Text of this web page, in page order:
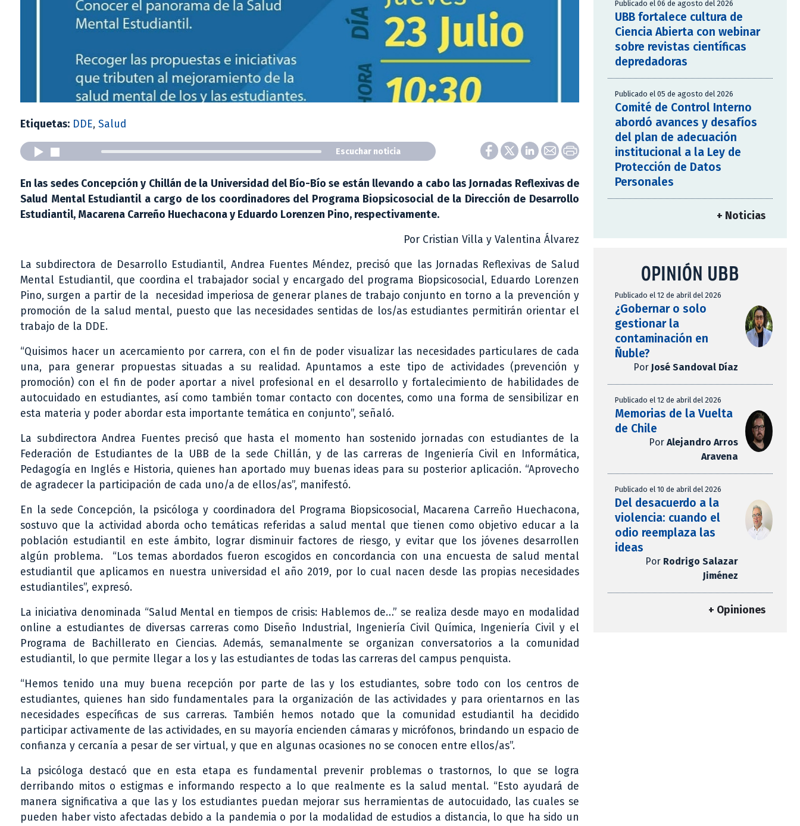
Etiquetas: DDE, Salud
Escuchar noticia
En las sedes Concepción y Chillán de la Universidad del Bío-Bío se están llevando a cabo las Jornadas Reflexivas de
Salud Mental Estudiantil a cargo de los coordinadores del Programa Biopsicosocial de la Dirección de Desarrollo
Estudiantil, Macarena Carreño Huechacona y Eduardo Lorenzen Pino, respectivamente.
Por Cristian Villa y Valentina Álvarez
La subdirectora de Desarrollo Estudiantil, Andrea Fuentes Méndez, precisó que las Jornadas Reflexivas de Salud
Mental Estudiantil, que coordina el trabajador social y encargado del programa Biopsicosocial, Eduardo Lorenzen
Pino, surgen a partir de la necesidad imperiosa de generar planes de trabajo conjunto en torno a la prevención y
promoción de la salud mental, puesto que las necesidades sentidas de los/as estudiantes permitirán orientar el
trabajo de la DDE.
“Quisimos hacer un acercamiento por carrera, con el fin de poder visualizar las necesidades particulares de cada
una, para generar propuestas situadas a su realidad. Apuntamos a este tipo de actividades (prevención y
promoción) con el fin de poder aportar a nivel profesional en el desarrollo y fortalecimiento de habilidades de
autocuidado en estudiantes, así como también tomar contacto con docentes, como una forma de sensibilizar en
esta materia y poder abordar esta importante temática en conjunto”, señaló.
La subdirectora Andrea Fuentes precisó que hasta el momento han sostenido jornadas con estudiantes de la
Federación de Estudiantes de la UBB de la sede Chillán, y de las carreras de Ingeniería Civil en Informática,
Pedagogía en Inglés e Historia, quienes han aportado muy buenas ideas para su posterior aplicación. “Aprovecho
de agradecer la participación de cada uno/a de ellos/as”, manifestó.
En la sede Concepción, la psicóloga y coordinadora del Programa Biopsicosocial, Macarena Carreño Huechacona,
sostuvo que la actividad aborda ocho temáticas referidas a salud mental que tienen como objetivo educar a la
población estudiantil en este ámbito, lograr disminuir factores de riesgo, y evitar que los jóvenes desarrollen
algún problema. “Los temas abordados fueron escogidos en concordancia con una encuesta de salud mental
estudiantil que aplicamos en nuestra universidad el año 2019, por lo cual nacen desde las propias necesidades
estudiantiles”, expresó.
La iniciativa denominada “Salud Mental en tiempos de crisis: Hablemos de…” se realiza desde mayo en modalidad
online a estudiantes de diversas carreras como Diseño Industrial, Ingeniería Civil Química, Ingeniería Civil y el
Programa de Bachillerato en Ciencias. Además, semanalmente se organizan conversatorios a la comunidad
estudiantil, lo que permite llegar a los y las estudiantes de todas las carreras del campus penquista.
“Hemos tenido una muy buena recepción por parte de las y los estudiantes, sobre todo con los centros de
estudiantes, quienes han sido fundamentales para la organización de las actividades y para orientarnos en las
necesidades específicas de sus carreras. También hemos notado que la comunidad estudiantil ha decidido
participar activamente de las actividades, en su mayoría encienden cámaras y micrófonos, brindando un espacio de
confianza y cercanía a pesar de ser virtual, y que en algunas ocasiones no se conocen entre ellos/as”.
La psicóloga destacó que en esta etapa es fundamental prevenir problemas o trastornos, lo que se logra
derribando mitos o estigmas e informando respecto a lo que realmente es la salud mental. “Esto ayudará de
manera significativa a que las y los estudiantes puedan mejorar sus herramientas de autocuidado, las cuales se
pueden haber visto afectadas debido a la pandemia o por la modalidad de estudios a distancia, lo que ha sido un
Publicado el 06 de agosto del 2026
UBB fortalece cultura de
Ciencia Abierta con webinar
sobre revistas científicas
depredadoras
Publicado el 05 de agosto del 2026
Comité de Control Interno
abordó avances y desafíos
del plan de adecuación
institucional a la Ley de
Protección de Datos
Personales
+ Noticias
OPINIÓN UBB
Publicado el 12 de abril del 2026
¿Gobernar o solo
gestionar la
contaminación en
Ñuble?
Por José Sandoval Díaz
Publicado el 12 de abril del 2026
Memorias de la Vuelta
de Chile
Por Alejandro Arros
Aravena
Publicado el 10 de abril del 2026
Del desacuerdo a la
violencia: cuando el
odio reemplaza las
ideas
Por Rodrigo Salazar
Jiménez
+ Opiniones